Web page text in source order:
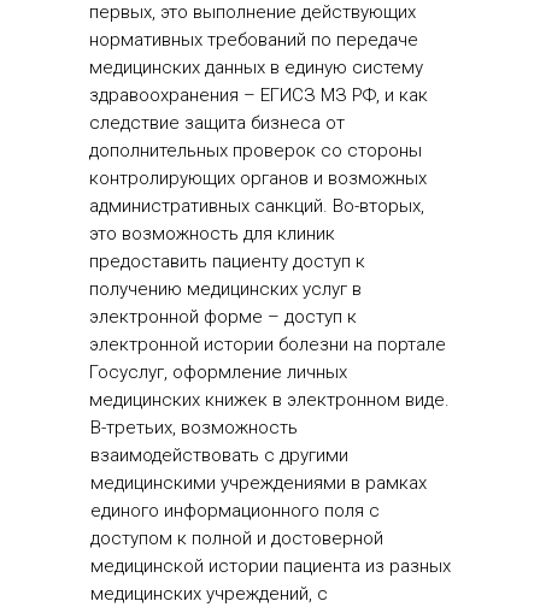
первых, это выполнение действующих
нормативных требований по передаче
медицинских данных в единую систему
здравоохранения – ЕГИСЗ МЗ РФ, и как
следствие защита бизнеса от
дополнительных проверок со стороны
контролирующих органов и возможных
административных санкций. Во-вторых,
это возможность для клиник
предоставить пациенту доступ к
получению медицинских услуг в
электронной форме – доступ к
электронной истории болезни на портале
Госуслуг, оформление личных
медицинских книжек в электронном виде.
В-третьих, возможность
взаимодействовать с другими
медицинскими учреждениями в рамках
единого информационного поля с
доступом к полной и достоверной
медицинской истории пациента из разных
медицинских учреждений, с